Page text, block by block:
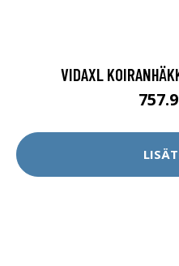
VIDAXL